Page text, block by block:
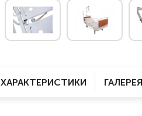
ХАРАКТЕРИСТИКИ ГАЛЕРЕЯ